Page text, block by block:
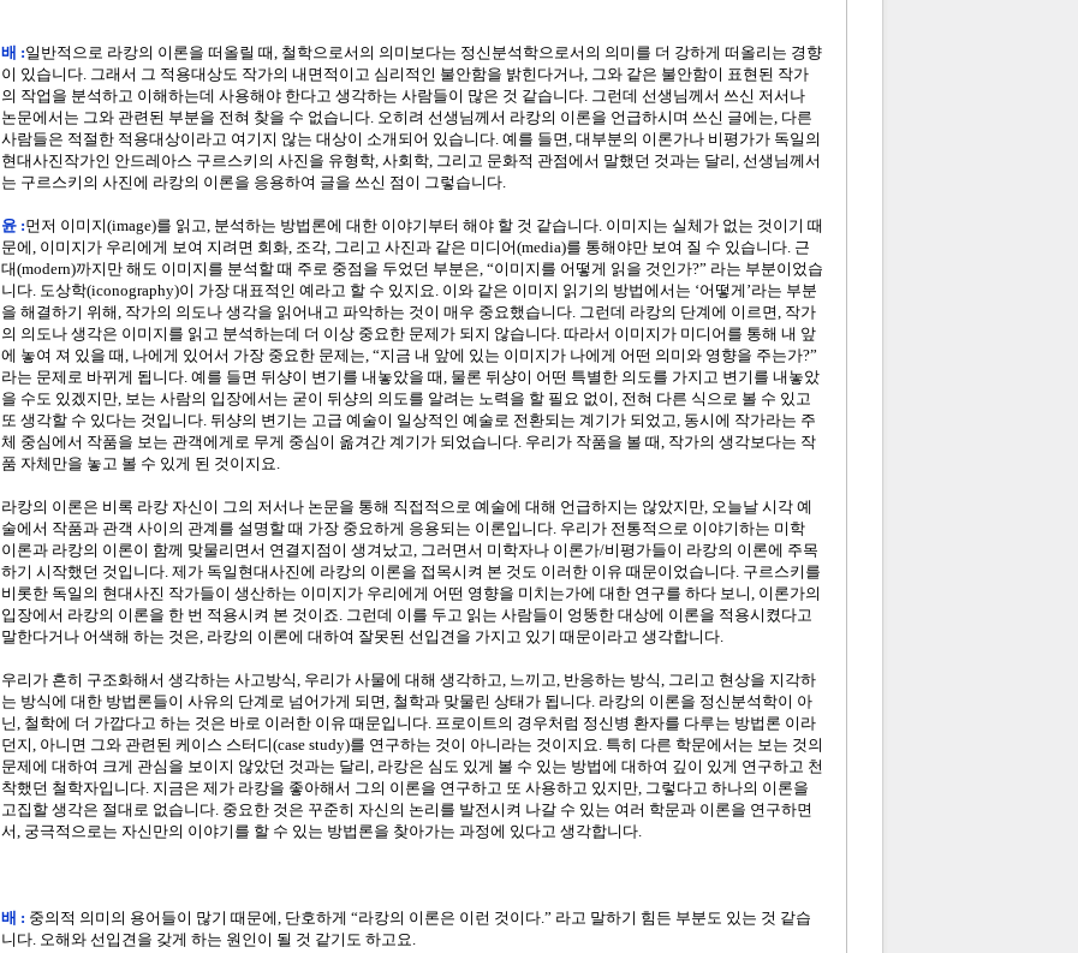
배 :일반적으로 라캉의 이론을 떠올릴 때, 철학으로서의 의미보다는 정신분석학으로서의 의미를 더 강하게 떠올리는 경향
이 있습니다. 그래서 그 적용대상도 작가의 내면적이고 심리적인 불안함을 밝힌다거나, 그와 같은 불안함이 표현된 작가
의 작업을 분석하고 이해하는데 사용해야 한다고 생각하는 사람들이 많은 것 같습니다. 그런데 선생님께서 쓰신 저서나
논문에서는 그와 관련된 부분을 전혀 찾을 수 없습니다. 오히려 선생님께서 라캉의 이론을 언급하시며 쓰신 글에는, 다른
사람들은 적절한 적용대상이라고 여기지 않는 대상이 소개되어 있습니다. 예를 들면, 대부분의 이론가나 비평가가 독일의
현대사진작가인 안드레아스 구르스키의 사진을 유형학, 사회학, 그리고 문화적 관점에서 말했던 것과는 달리, 선생님께서
는 구르스키의 사진에 라캉의 이론을 응용하여 글을 쓰신 점이 그렇습니다.
윤 :먼저 이미지(image)를 읽고, 분석하는 방법론에 대한 이야기부터 해야 할 것 같습니다. 이미지는 실체가 없는 것이기 때
문에, 이미지가 우리에게 보여 지려면 회화, 조각, 그리고 사진과 같은 미디어(media)를 통해야만 보여 질 수 있습니다. 근
대(modern)까지만 해도 이미지를 분석할 때 주로 중점을 두었던 부분은, “이미지를 어떻게 읽을 것인가?” 라는 부분이었습
니다. 도상학(iconography)이 가장 대표적인 예라고 할 수 있지요. 이와 같은 이미지 읽기의 방법에서는 ‘어떻게’라는 부분
을 해결하기 위해, 작가의 의도나 생각을 읽어내고 파악하는 것이 매우 중요했습니다. 그런데 라캉의 단계에 이르면, 작가
의 의도나 생각은 이미지를 읽고 분석하는데 더 이상 중요한 문제가 되지 않습니다. 따라서 이미지가 미디어를 통해 내 앞
에 놓여 져 있을 때, 나에게 있어서 가장 중요한 문제는, “지금 내 앞에 있는 이미지가 나에게 어떤 의미와 영향을 주는가?”
라는 문제로 바뀌게 됩니다. 예를 들면 뒤샹이 변기를 내놓았을 때, 물론 뒤샹이 어떤 특별한 의도를 가지고 변기를 내놓았
을 수도 있겠지만, 보는 사람의 입장에서는 굳이 뒤샹의 의도를 알려는 노력을 할 필요 없이, 전혀 다른 식으로 볼 수 있고
또 생각할 수 있다는 것입니다. 뒤샹의 변기는 고급 예술이 일상적인 예술로 전환되는 계기가 되었고, 동시에 작가라는 주
체 중심에서 작품을 보는 관객에게로 무게 중심이 옮겨간 계기가 되었습니다. 우리가 작품을 볼 때, 작가의 생각보다는 작
품 자체만을 놓고 볼 수 있게 된 것이지요.
라캉의 이론은 비록 라캉 자신이 그의 저서나 논문을 통해 직접적으로 예술에 대해 언급하지는 않았지만, 오늘날 시각 예
술에서 작품과 관객 사이의 관계를 설명할 때 가장 중요하게 응용되는 이론입니다. 우리가 전통적으로 이야기하는 미학
이론과 라캉의 이론이 함께 맞물리면서 연결지점이 생겨났고, 그러면서 미학자나 이론가/비평가들이 라캉의 이론에 주목
하기 시작했던 것입니다. 제가 독일현대사진에 라캉의 이론을 접목시켜 본 것도 이러한 이유 때문이었습니다. 구르스키를
비롯한 독일의 현대사진 작가들이 생산하는 이미지가 우리에게 어떤 영향을 미치는가에 대한 연구를 하다 보니, 이론가의
입장에서 라캉의 이론을 한 번 적용시켜 본 것이죠. 그런데 이를 두고 읽는 사람들이 엉뚱한 대상에 이론을 적용시켰다고
말한다거나 어색해 하는 것은, 라캉의 이론에 대하여 잘못된 선입견을 가지고 있기 때문이라고 생각합니다.
우리가 흔히 구조화해서 생각하는 사고방식, 우리가 사물에 대해 생각하고, 느끼고, 반응하는 방식, 그리고 현상을 지각하
는 방식에 대한 방법론들이 사유의 단계로 넘어가게 되면, 철학과 맞물린 상태가 됩니다. 라캉의 이론을 정신분석학이 아
닌, 철학에 더 가깝다고 하는 것은 바로 이러한 이유 때문입니다. 프로이트의 경우처럼 정신병 환자를 다루는 방법론 이라
던지, 아니면 그와 관련된 케이스 스터디(case study)를 연구하는 것이 아니라는 것이지요. 특히 다른 학문에서는 보는 것의
문제에 대하여 크게 관심을 보이지 않았던 것과는 달리, 라캉은 심도 있게 볼 수 있는 방법에 대하여 깊이 있게 연구하고 천
착했던 철학자입니다. 지금은 제가 라캉을 좋아해서 그의 이론을 연구하고 또 사용하고 있지만, 그렇다고 하나의 이론을
고집할 생각은 절대로 없습니다. 중요한 것은 꾸준히 자신의 논리를 발전시켜 나갈 수 있는 여러 학문과 이론을 연구하면
서, 궁극적으로는 자신만의 이야기를 할 수 있는 방법론을 찾아가는 과정에 있다고 생각합니다.
배 : 중의적 의미의 용어들이 많기 때문에, 단호하게 “라캉의 이론은 이런 것이다.” 라고 말하기 힘든 부분도 있는 것 같습
니다. 오해와 선입견을 갖게 하는 원인이 될 것 같기도 하고요.